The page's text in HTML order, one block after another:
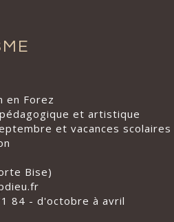
en Forez
et artistique
et vacances scolaires
Bise)
84 - d'octobre à avril